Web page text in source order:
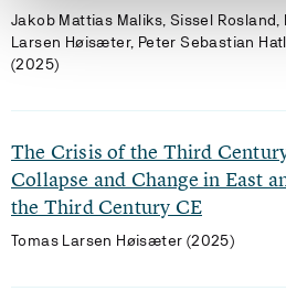
Jakob Mattias Maliks, Sissel Rosland,
Larsen Høisæter, Peter Sebastian
(2025)
The Crisis of the Third
Collapse and Change in East
the Third Century CE
Tomas Larsen Høisæter (2025)